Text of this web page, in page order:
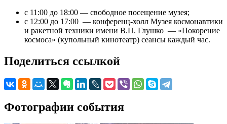
с 11:00 до 18:00 — свободное посещение музея;
с 12:00 до 17:00 — конференц-холл Музея космонавтики
и ракетной техники имени В.П. Глушко — «Покорение
космоса» (купольный кинотеатр) сеансы каждый час.
Поделиться ссылкой
Фотографии события